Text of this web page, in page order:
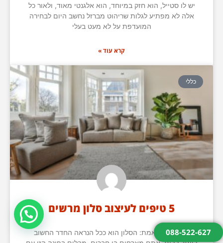
יש לו סטייל, הוא חזק במיוחד, הוא אלגנטי מאוד, ולאור כל
אלה לא מפתיע לגלות שריהוט מברזל נחשב היום לבחירה
המועדפת על לא מעט בעלי
קרא עוד »
כללי
5 טיפים לעיצוב סלון מרשים
בואו נודה באמת: הסלון הוא ככל הנראה החדר החשוב088-522-627
צריך עזרה?